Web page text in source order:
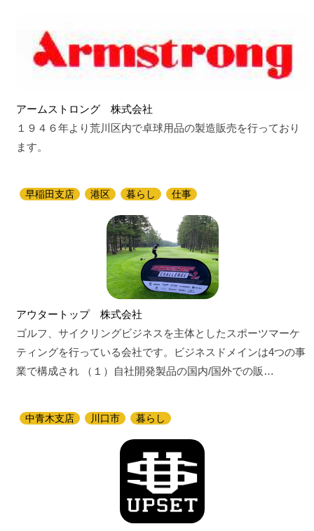
アームストロング 株式会社
１９４６年より荒川区内で卓球用品の製造販売を行っており
ます。
早稲田支店 港区 暮らし 仕事
アウタートップ 株式会社
ゴルフ、サイクリングビジネスを主体としたスポーツマーケ
ティングを行っている会社です。ビジネスドメインは4つの事
業で構成され （１）自社開発製品の国内/国外での販…
中青木支店 川口市 暮らし